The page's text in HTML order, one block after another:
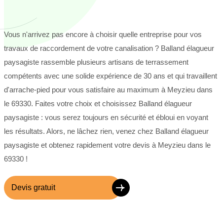
Vous n'arrivez pas encore à choisir quelle entreprise pour vos
travaux de raccordement de votre canalisation ? Balland élagueur
paysagiste rassemble plusieurs artisans de terrassement
compétents avec une solide expérience de 30 ans et qui travaillent
d'arrache-pied pour vous satisfaire au maximum à Meyzieu dans
le 69330. Faites votre choix et choisissez Balland élagueur
paysagiste : vous serez toujours en sécurité et ébloui en voyant
les résultats. Alors, ne lâchez rien, venez chez Balland élagueur
paysagiste et obtenez rapidement votre devis à Meyzieu dans le
69330 !
Devis gratuit